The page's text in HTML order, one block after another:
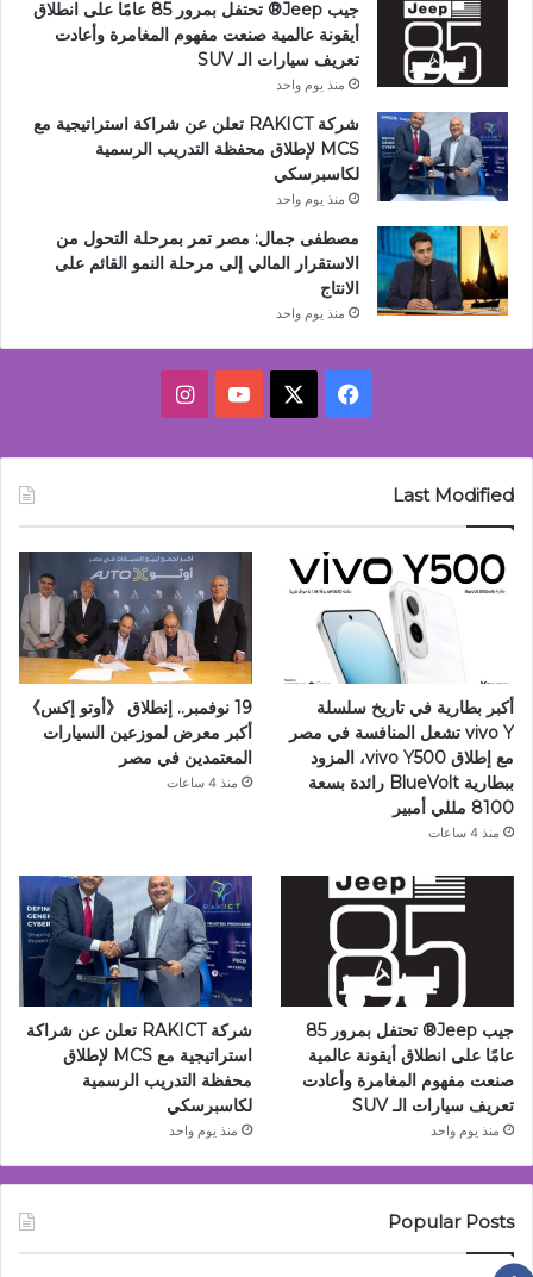
جيب Jeep®️ تحتفل بمرور 85 عامًا على انطلاق
أيقونة عالمية صنعت مفهوم المغامرة وأعادت
تعريف سيارات الـ SUV
منذ يوم واحد
شركة RAKICT تعلن عن شراكة استراتيجية مع
MCS لإطلاق محفظة التدريب الرسمية
لكاسبرسكي
منذ يوم واحد
مصطفى جمال: مصر تمر بمرحلة التحول من
الاستقرار المالي إلى مرحلة النمو القائم على
الانتاج
منذ يوم واحد
فيسبوك ‫YouTubeانستقرام
Last Modified
أكبر بطارية في تاريخ سلسلة
vivo Y تشعل المنافسة في مصر
مع إطلاق vivo Y500، المزود
ببطارية BlueVolt رائدة بسعة
8100 مللي أمبير
منذ 4 ساعات
19 نوفمبر.. إنطلاق 《أوتو إكس》
أكبر معرض لموزعين السيارات
المعتمدين في مصر
منذ 4 ساعات
جيب Jeep®️ تحتفل بمرور 85
عامًا على انطلاق أيقونة عالمية
صنعت مفهوم المغامرة وأعادت
تعريف سيارات الـ SUV
منذ يوم واحد
شركة RAKICT تعلن عن شراكة
استراتيجية مع MCS لإطلاق
محفظة التدريب الرسمية
لكاسبرسكي
منذ يوم واحد
Popular Posts